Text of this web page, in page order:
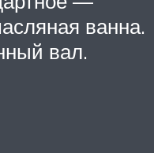
ванна.
вал.